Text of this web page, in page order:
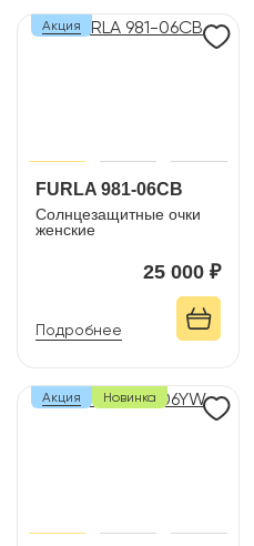
FURLA 981-06CB
Солнцезащитные очки
женские
25 000 ₽
Подробнее
Акция
Акция Новинка